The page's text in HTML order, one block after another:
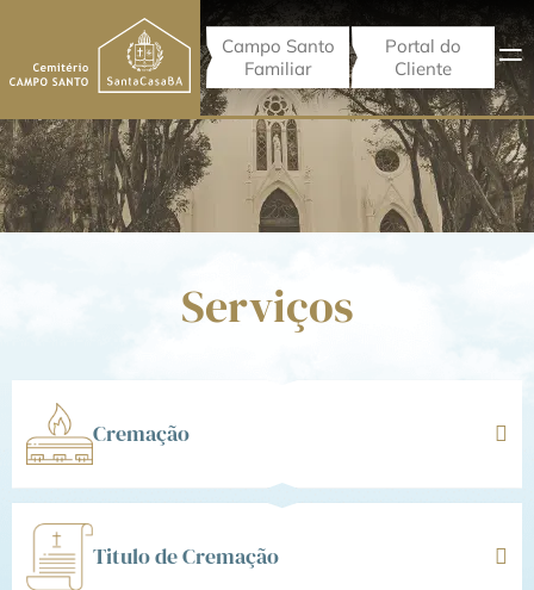
Campo Santo
Familiar
Portal do
Cliente
Serviços
Cremação
Titulo de Cremação